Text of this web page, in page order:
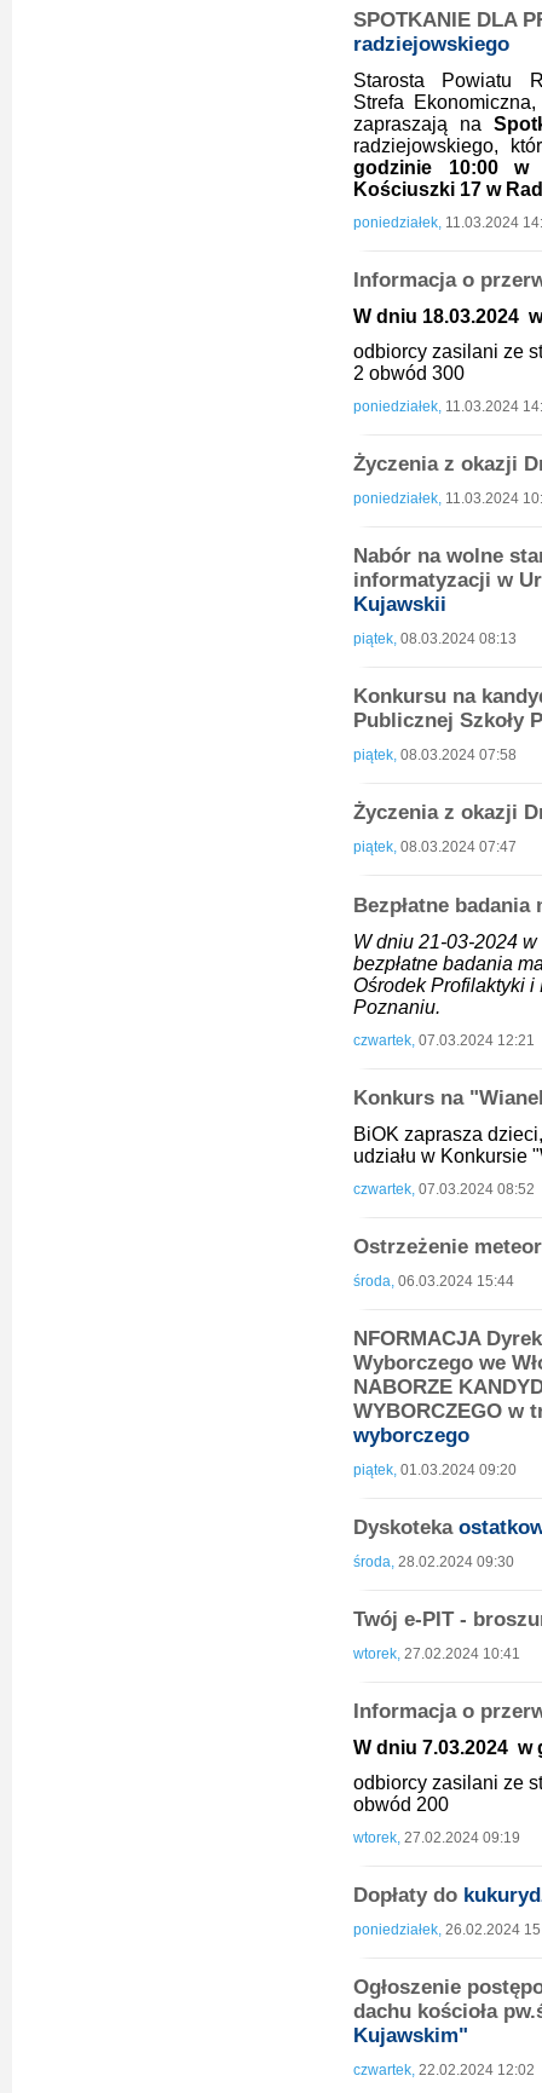
SPOTKANIE DLA
radziejowskiego
Starosta Powiatu
Strefa
zapraszają na
radziejowskiego,
godzinie 10:00 w
Kościuszki 17 w
poniedziałek, 11.03.2024
Informacja o
W dniu 18.03.2024
odbiorcy zasilani ze
2 obwód 300
poniedziałek, 11.03.2024
Życzenia z okazji
poniedziałek, 11.03.2024
Nabór na wolne
informatyzacji w
Kujawskii
piątek, 08.03.2024 08:13
Konkursu na
Publicznej Szkoły
piątek, 08.03.2024 07:58
Życzenia z okazji
piątek, 08.03.2024 07:47
Bezpłatne
W dniu 21-03-2024
bezpłatne badania
Ośrodek Profilaktyki
Poznaniu.
czwartek, 07.03.2024 12:21
Konkurs na
BiOK zaprasza
udziału w Konkursie
czwartek, 07.03.2024 08:52
Ostrzeżenie
środa, 06.03.2024 15:44
NFORMACJA
Wyborczego we
NABORZE
WYBORCZEGO w
wyborczego
piątek, 01.03.2024 09:20
Dyskoteka
środa, 28.02.2024 09:30
Twój e-PIT -
wtorek, 27.02.2024 10:41
Informacja o
W dniu 7.03.2024 w
odbiorcy zasilani ze
obwód 200
wtorek, 27.02.2024 09:19
Dopłaty do
poniedziałek, 26.02.2024
Ogłoszenie
dachu kościoła
Kujawskim"
czwartek, 22.02.2024 12:02